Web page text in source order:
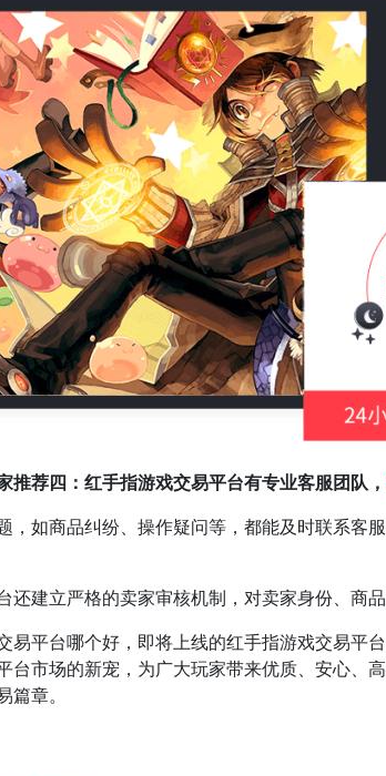
荐四：红手指游戏交易平台有专业客服团队，
如商品纠纷、操作疑问等，都能及时联系客
建立严格的卖家审核机制，对卖家身份、商品
平台哪个好，即将上线的红手指游戏交易平
台市场的新宠，为广大玩家带来优质、安心、
章。